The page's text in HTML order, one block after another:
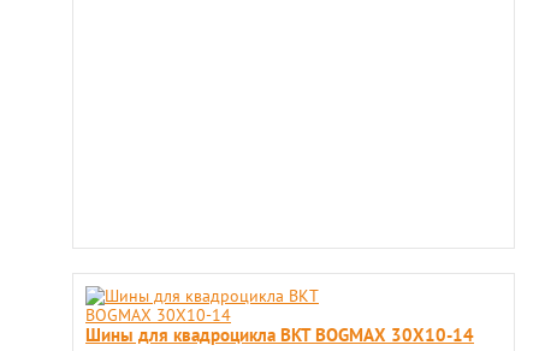
Шины для квадроцикла BKT BOGMAX 30X10-14